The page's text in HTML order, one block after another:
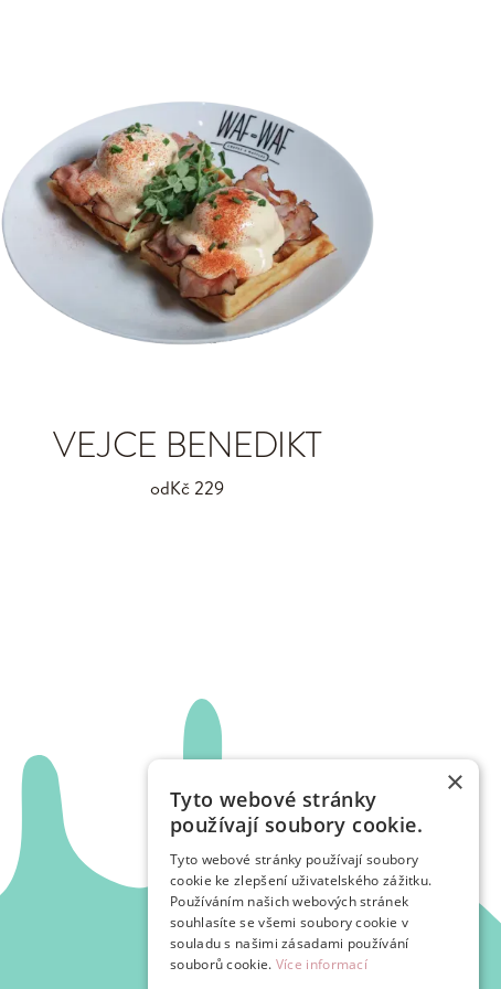
VEJCE BENEDIKT
odKč 229
×
Tyto webové stránky
používají soubory cookie.
Tyto webové stránky používají soubory
cookie ke zlepšení uživatelského zážitku.
Používáním našich webových stránek
souhlasíte se všemi soubory cookie v
souladu s našimi zásadami používání
souborů cookie. Více informací